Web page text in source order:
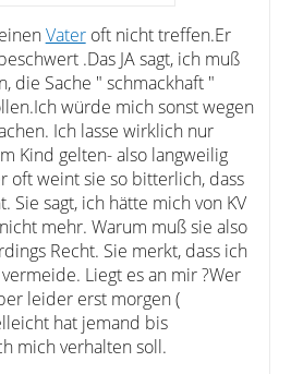
Vater oft nicht treffen.Er
.Das JA sagt, ich muß
die Sache " schmackhaft "
würde mich sonst wegen
Ich lasse wirklich nur
Kind gelten- also langweilig
oft weint sie so bitterlich, dass
Sie sagt, ich hätte mich von KV
mehr. Warum muß sie also
Recht. Sie merkt, dass ich
Liegt es an mir ?Wer
leider erst morgen (
hat jemand bis
mich verhalten soll.